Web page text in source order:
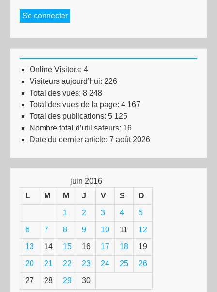
Se connecter
Online Visitors: 4
Visiteurs aujourd’hui: 226
Total des vues: 8 248
Total des vues de la page: 4 167
Total des publications: 5 125
Nombre total d’utilisateurs: 16
Date du dernier article: 7 août 2026
juin 2016
L
M M J V S D
1 2 3 4 5
6 7 8 9 10 11 12
13 14 15 16 17 18 19
20 21 22 23 24 25 26
27 28 29 30